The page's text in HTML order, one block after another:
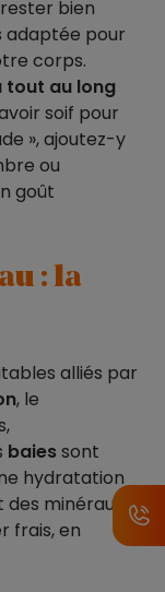
bien
adaptée pour
corps.
tout au long
soif pour
», ajoutez-y
ou
goût
: la
alliés par
, le
baiessont
hydratation
minéraux
frais, en